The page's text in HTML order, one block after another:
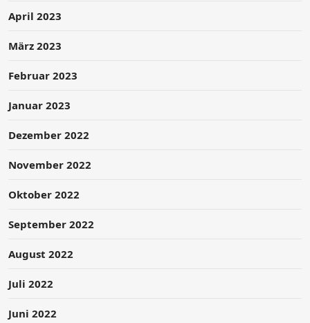
April 2023
März 2023
Februar 2023
Januar 2023
Dezember 2022
November 2022
Oktober 2022
September 2022
August 2022
Juli 2022
Juni 2022